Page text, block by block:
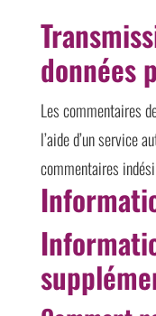
données
Les commentaires
l’aide d’un service
commentaires